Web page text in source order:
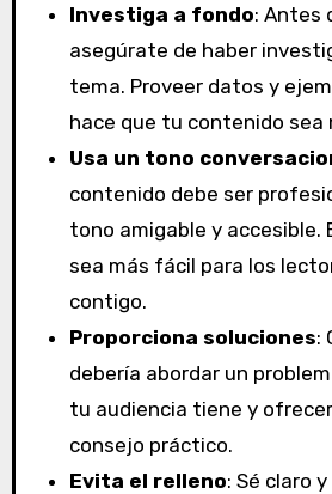
Investiga a fondo: Antes
asegúrate de haber
tema. Proveer datos y
hace que tu contenido sea
Usa un tono
contenido debe ser
tono amigable y accesible.
sea más fácil para los
contigo.
Proporciona soluciones:
debería abordar un
tu audiencia tiene y
consejo práctico.
Evita el relleno: Sé claro